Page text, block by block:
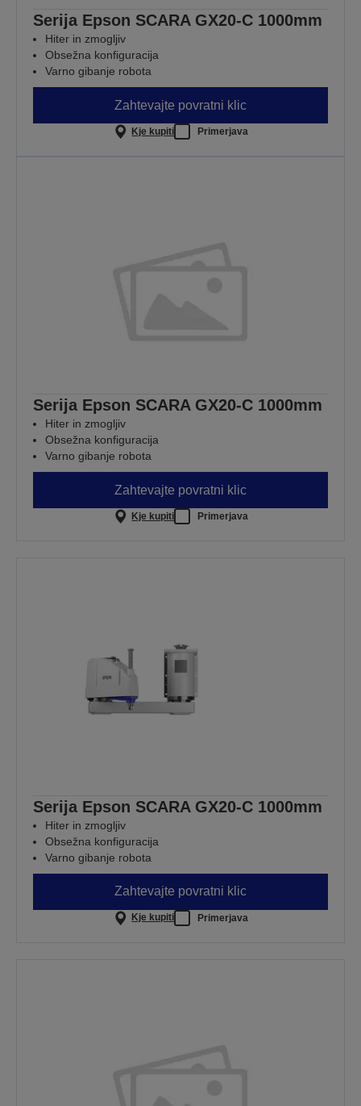
Serija Epson SCARA GX20-C 1000mm
Hiter in zmogljiv
Obsežna konfiguracija
Varno gibanje robota
Zahtevajte povratni klic
Kje kupiti Primerjava
Serija Epson SCARA GX20-C 1000mm
Hiter in zmogljiv
Obsežna konfiguracija
Varno gibanje robota
Zahtevajte povratni klic
Kje kupiti Primerjava
Serija Epson SCARA GX20-C 1000mm
Hiter in zmogljiv
Obsežna konfiguracija
Varno gibanje robota
Zahtevajte povratni klic
Kje kupiti Primerjava